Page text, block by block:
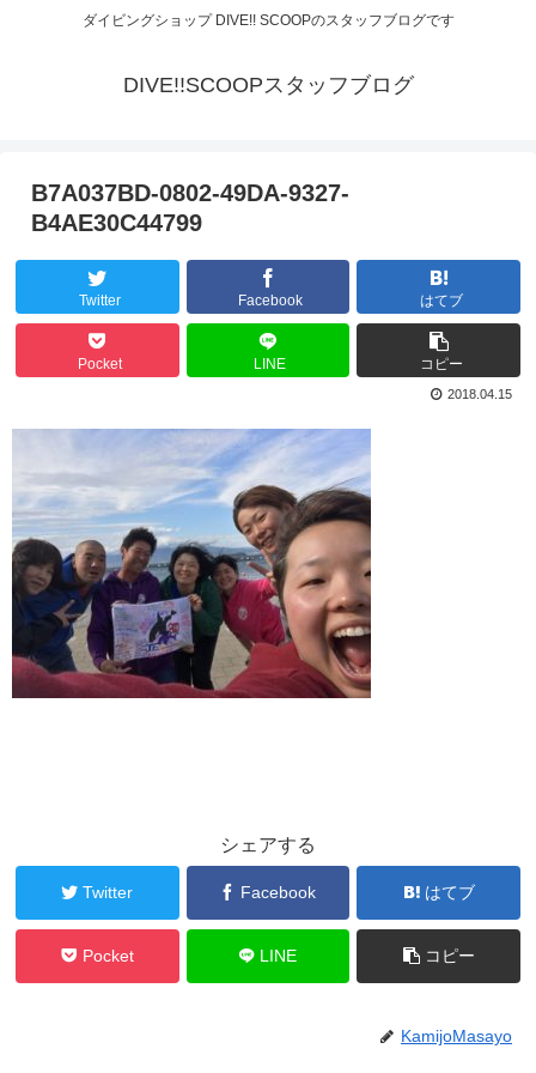
ダイビングショップ DIVE!! SCOOPのスタッフブログです
DIVE!!SCOOPスタッフブログ
B7A037BD-0802-49DA-9327-
B4AE30C44799
Twitter Facebook はてブ
Pocket LINE コピー
2018.04.15
シェアする
Twitter Facebook はてブ
Pocket LINE コピー
KamijoMasayo